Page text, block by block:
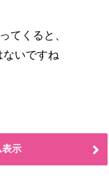
てくると、
ないですね
表示